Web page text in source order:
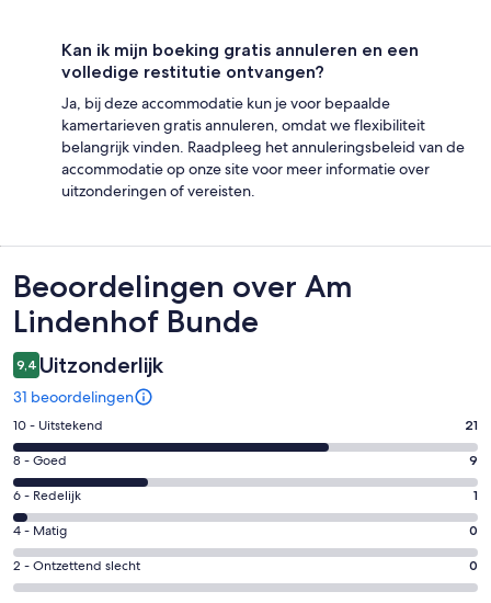
Kan ik mijn boeking gratis annuleren en een
volledige restitutie ontvangen?
Ja, bij deze accommodatie kun je voor bepaalde
kamertarieven gratis annuleren, omdat we flexibiliteit
belangrijk vinden. Raadpleeg het annuleringsbeleid van de
accommodatie op onze site voor meer informatie over
uitzonderingen of vereisten.
Beoordelingen
Beoordelingen over Am
Lindenhof Bunde
9,4 Uitzonderlijk
31 beoordelingen
Gastenscore:
10
-
Uitstekend.
21
van
31
beoordelingen
10 - Uitstekend 21
Gastenscore:
8
-
Goed.
9
van
8 - Goed 9
Gastenscore:
6
-
Redelijk.
1
6 - Redelijk 1
Gastenscore:
4
-
4 - Matig 0
Gastenscore:
2
2 - Ontzettend slecht 0